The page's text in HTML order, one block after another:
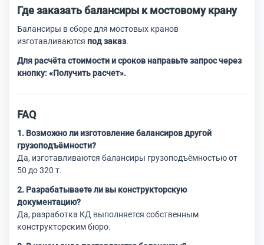
Где заказать балансиры к мостовому крану
Балансиры в сборе для мостовых кранов
изготавливаются под заказ.
Для расчёта стоимости и сроков направьте запрос через
кнопку: «Получить расчет».
FAQ
1. Возможно ли изготовление балансиров другой
грузоподъёмности?
Да, изготавливаются балансиры грузоподъёмностью от
50 до 320 т.
2. Разрабатываете ли вы конструкторскую
документацию?
Да, разработка КД выполняется собственным
конструкторским бюро.